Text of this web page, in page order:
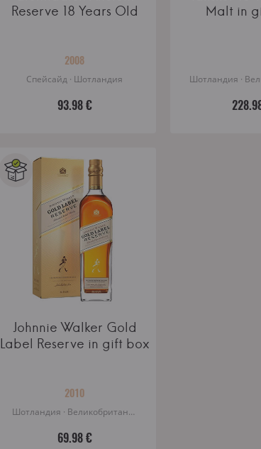
Reserve 18 Years Old
2008
Спейсайд · Шотландия
93.98 €
Malt in
Johnnie Walker Gold
Label Reserve in gift box
2010
Шотландия · Великобритания
69.98 €